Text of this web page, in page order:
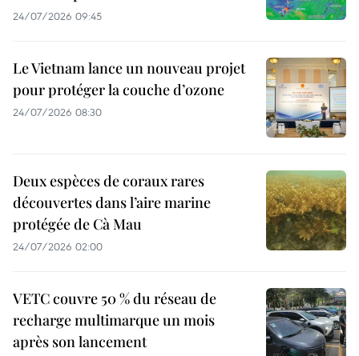
24/07/2026 09:45
Le Vietnam lance un nouveau projet
pour protéger la couche d’ozone
24/07/2026 08:30
Deux espèces de coraux rares
découvertes dans l’aire marine
protégée de Cà Mau
24/07/2026 02:00
VETC couvre 50 % du réseau de
recharge multimarque un mois
après son lancement